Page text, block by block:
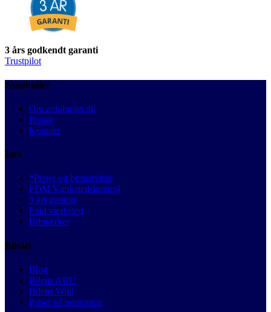
3 års godkendt garanti
Trustpilot
Autobutler
Om autobutler.dk
Presse
Kontakt
Info
*Priser og besparelser
FDM Værkstedskontrol
3 års garanti
Find værksted
Bilmærker
Bilråd
Blog
Bilens ABC
Bilens Wiki
Priser på reparation